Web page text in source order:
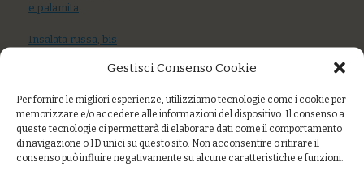
Gestisci Consenso Cookie
Per fornire le migliori esperienze, utilizziamo tecnologie come i cookie per
memorizzare e/o accedere alle informazioni del dispositivo. Il consenso a
queste tecnologie ci permetterà di elaborare dati come il comportamento
di navigazione o ID unici su questo sito. Non acconsentire o ritirare il
consenso può influire negativamente su alcune caratteristiche e funzioni.
e palamita
Insalata russa, bis
Insalata russa,
hummus di ceci,
torta salata,
frisella con
pomodoro fresco